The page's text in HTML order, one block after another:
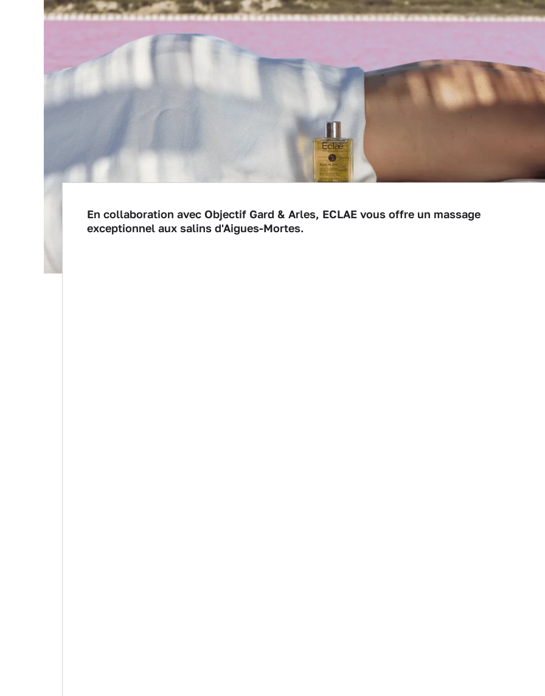
En collaboration avec Objectif Gard & Arles, ECLAE vous offre un massage
exceptionnel aux salins d'Aigues-Mortes.